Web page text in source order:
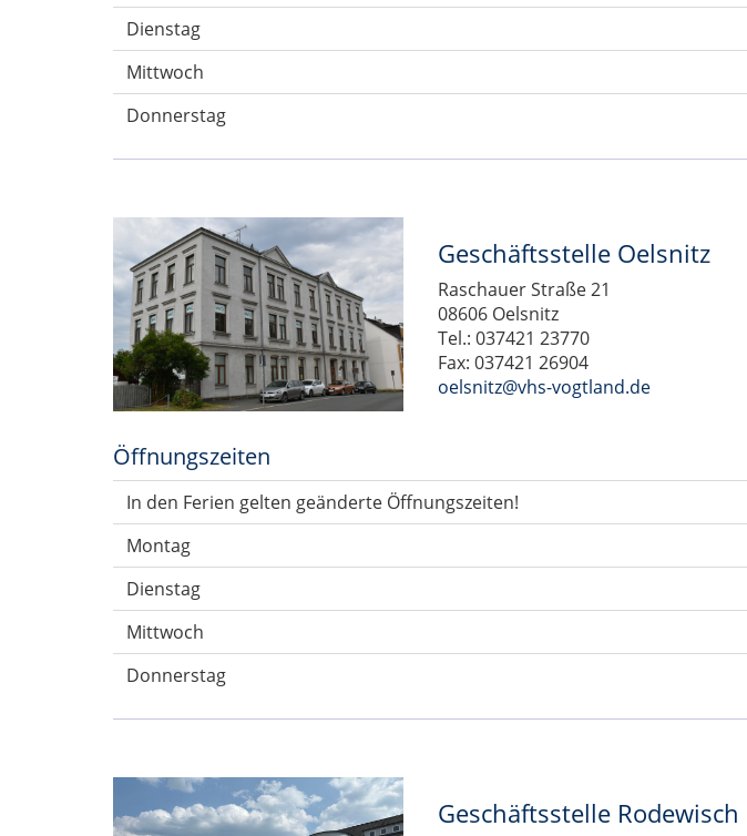
Dienstag
Mittwoch
Donnerstag
Geschäftsstelle Oelsnitz
Raschauer Straße 21
08606 Oelsnitz
Tel.: 037421 23770
Fax: 037421 26904
oelsnitz@vhs-vogtland.de
Öffnungszeiten
In den Ferien gelten geänderte Öffnungszeiten!
Montag
Dienstag
Mittwoch
Donnerstag
Geschäftsstelle Rodewisch